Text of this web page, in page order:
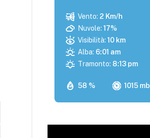
58 % 1015 mb
Vento: 2 Km/h
Nuvole: 17%
Visibilità: 10 km
Alba: 6:01 am
Tramonto: 8:13 pm